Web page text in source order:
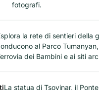
fotografi.
la rete di sentieri della
al Parco
dei Bambini e ai siti
La statua di Tsovinar, il